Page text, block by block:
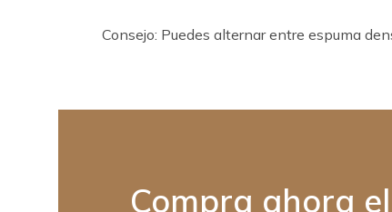
Consejo: Puedes alternar entre espuma
Compra ahora el